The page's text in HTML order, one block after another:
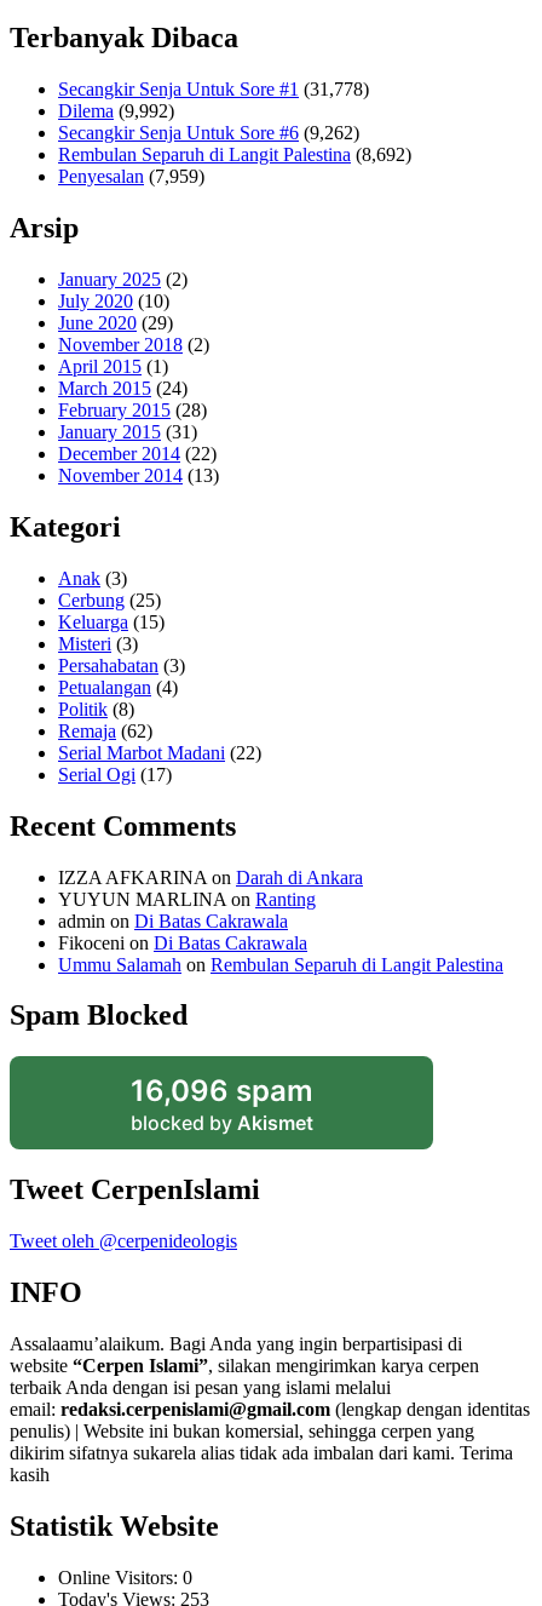
Terbanyak Dibaca
Secangkir Senja Untuk Sore #1 (31,778)
Dilema (9,992)
Secangkir Senja Untuk Sore #6 (9,262)
Rembulan Separuh di Langit Palestina (8,692)
Penyesalan (7,959)
Arsip
January 2025 (2)
July 2020 (10)
June 2020 (29)
November 2018 (2)
April 2015 (1)
March 2015 (24)
February 2015 (28)
January 2015 (31)
December 2014 (22)
November 2014 (13)
Kategori
Anak (3)
Cerbung (25)
Keluarga (15)
Misteri (3)
Persahabatan (3)
Petualangan (4)
Politik (8)
Remaja (62)
Serial Marbot Madani (22)
Serial Ogi (17)
Recent Comments
IZZA AFKARINA on Darah di Ankara
YUYUN MARLINA on Ranting
admin on Di Batas Cakrawala
Fikoceni on Di Batas Cakrawala
Ummu Salamah on Rembulan Separuh di Langit Palestina
Spam Blocked
16,096 spam
blocked by Akismet
Tweet CerpenIslami
Tweet oleh @cerpenideologis
INFO
Assalaamu’alaikum. Bagi Anda yang ingin berpartisipasi di
website “Cerpen Islami”, silakan mengirimkan karya cerpen
terbaik Anda dengan isi pesan yang islami melalui
email: redaksi.cerpenislami@gmail.com (lengkap dengan identitas
penulis) | Website ini bukan komersial, sehingga cerpen yang
dikirim sifatnya sukarela alias tidak ada imbalan dari kami. Terima
kasih
Statistik Website
Online Visitors: 0
Today's Views: 253